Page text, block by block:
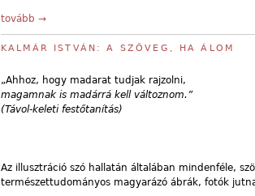
tovább →
KALMÁR ISTVÁN: A SZÖVEG, HA ÁLOM
„Ahhoz, hogy madarat tudjak rajzolni,
magamnak is madárrá kell változnom.”
(Távol-keleti festőtanítás)
Az illusztráció szó hallatán általában mindenféle,
természettudományos magyarázó ábrák, fotók